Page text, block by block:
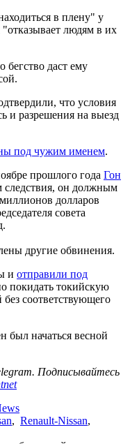
в плену" у
"отказывает людям в их
даст ему
что условия
и разрешения на выезд
под чужим именем.
прошлого года Гон
он должным
долларов
совета
другие обвинения.
и отправили под
покидать токийскую
соответствующего
был начаться весной
Подписывайтесь
, Renault-Nissan,